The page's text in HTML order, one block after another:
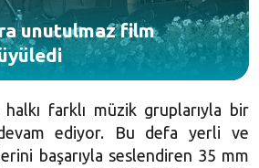
unutulmaz film
farklı müzik gruplarıyla bir
ediyor. Bu defa yerli ve
başarıyla seslendiren 35 mm